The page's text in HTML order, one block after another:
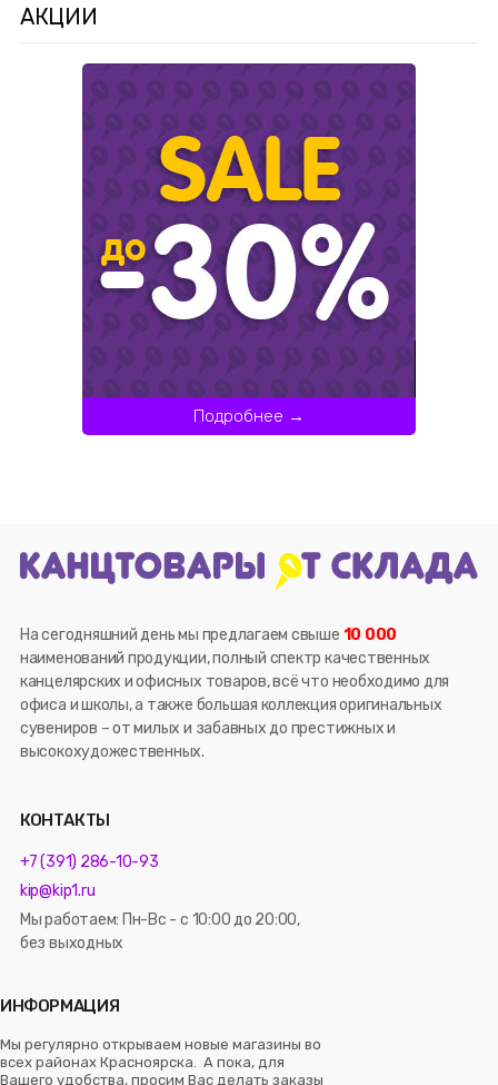
АКЦИИ
Подробнее →
На сегодняшний день мы предлагаем свыше 10 000
наименований продукции, полный спектр качественных
канцелярских и офисных товаров, всё что необходимо для
офиса и школы, а также большая коллекция оригинальных
сувениров – от милых и забавных до престижных и
высокохудожественных.
КОНТАКТЫ
+7 (391) 286-10-93
kip@kip1.ru
Мы работаем: Пн-Вс - с 10:00 до 20:00,
без выходных
ИНФОРМАЦИЯ
Мы регулярно открываем новые магазины во
всех районах Красноярска. А пока, для
Вашего удобства, просим Вас делать заказы